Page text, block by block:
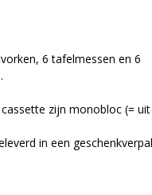
6 tafelmessen en 6
zijn monobloc (=
in een